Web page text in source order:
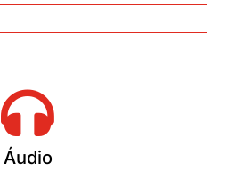

Áudio